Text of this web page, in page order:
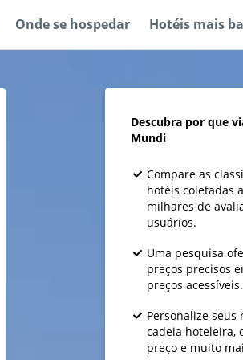
Onde se hospedar Hotéis mais
Descubra por que
Mundi
Compare as
hotéis coletadas
milhares de
usuários.
Uma pesquisa
preços precisos
preços acessíveis.
Personalize seus
cadeia hoteleira,
preço e muito